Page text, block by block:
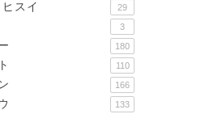
スイ 29
3
180
110
166
133